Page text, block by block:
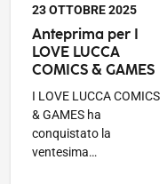
PUBBLICATO IL
23 OTTOBRE 2025
Anteprima per I
LOVE LUCCA
COMICS & GAMES
I LOVE LUCCA COMICS
& GAMES ha
conquistato la
ventesima…